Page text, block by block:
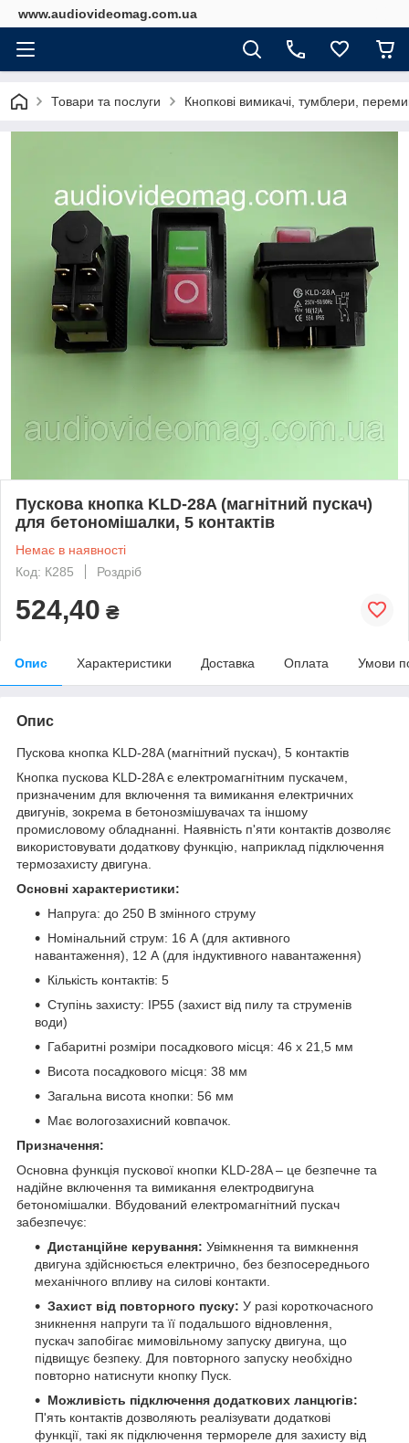
www.audiovideomag.com.ua
Товари та послуги Кнопкові вимикачі, тумблери,
Пускова кнопка KLD-28A (магнітний пускач)
для бетономішалки, 5 контактів
Немає в наявності
Код: К285
Роздріб
524,40 ₴
Опис Характеристики Доставка Оплата Умови
Опис
Пускова кнопка KLD-28A (магнітний пускач), 5 контактів
Кнопка пускова KLD-28A є електромагнітним пускачем,
призначеним для включення та вимикання електричних
двигунів, зокрема в бетонозмішувачах та іншому
промисловому обладнанні. Наявність п'яти контактів дозволяє
використовувати додаткову функцію, наприклад підключення
термозахисту двигуна.
Основні характеристики:
Напруга: до 250 В змінного струму
Номінальний струм: 16 А (для активного
навантаження), 12 А (для індуктивного навантаження)
Кількість контактів: 5
Ступінь захисту: IP55 (захист від пилу та струменів
води)
Габаритні розміри посадкового місця: 46 х 21,5 мм
Висота посадкового місця: 38 мм
Загальна висота кнопки: 56 мм
Має вологозахисний ковпачок.
Призначення:
Основна функція пускової кнопки KLD-28A – це безпечне та
надійне включення та вимикання електродвигуна
бетономішалки. Вбудований електромагнітний пускач
забезпечує:
Дистанційне керування: Увімкнення та вимкнення
двигуна здійснюється електрично, без безпосереднього
механічного впливу на силові контакти.
Захист від повторного пуску: У разі короткочасного
зникнення напруги та її подальшого відновлення,
пускач запобігає мимовільному запуску двигуна, що
підвищує безпеку. Для повторного запуску необхідно
повторно натиснути кнопку Пуск.
Можливість підключення додаткових ланцюгів:
П'ять контактів дозволяють реалізувати додаткові
функції, такі як підключення термореле для захисту від